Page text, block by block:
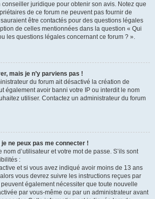
conseiller juridique pour obtenir son avis. Notez que
de ce forum ne peuvent pas fournir de
être contactés pour des questions légales
de celles mentionnées dans la question « Qui
les questions légales concernant ce forum ? ».
mais je n’y parviens pas !
du forum ait désactivé la création de
également avoir banni votre IP ou interdit le nom
utiliser. Contactez un administrateur du forum
ne peux pas me connecter !
d’utilisateur et votre mot de passe. S’ils sont
:
et si vous avez indiqué avoir moins de 13 ans
vous devrez suivre les instructions reçues par
également nécessiter que toute nouvelle
par vous-même ou par un administrateur avant